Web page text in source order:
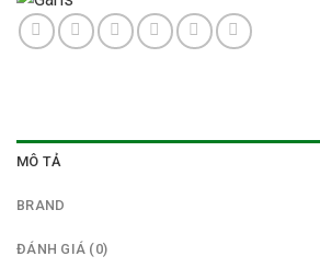
MÔ TẢ
BRAND
ĐÁNH GIÁ (0)